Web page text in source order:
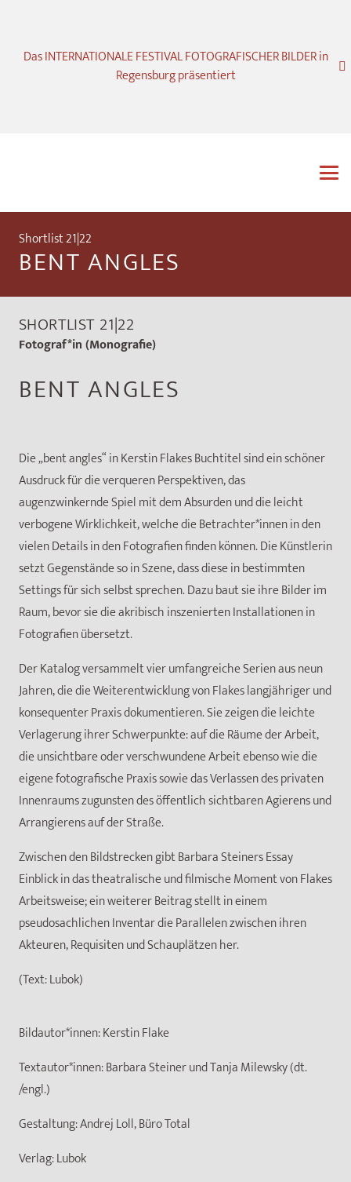
Das INTERNATIONALE FESTIVAL FOTOGRAFISCHER BILDER in
Regensburg präsentiert
Shortlist 21|22
BENT ANGLES
SHORTLIST 21|22
Fotograf*in (Monografie)
BENT ANGLES
Die „bent angles“ in Kerstin Flakes Buchtitel sind ein schöner
Ausdruck für die verqueren Perspektiven, das
augenzwinkernde Spiel mit dem Absurden und die leicht
verbogene Wirklichkeit, welche die Betrachter*innen in den
vielen Details in den Fotografien finden können. Die Künstlerin
setzt Gegenstände so in Szene, dass diese in bestimmten
Settings für sich selbst sprechen. Dazu baut sie ihre Bilder im
Raum, bevor sie die akribisch inszenierten Installationen in
Fotografien übersetzt.
Der Katalog versammelt vier umfangreiche Serien aus neun
Jahren, die die Weiterentwicklung von Flakes langjähriger und
konsequenter Praxis dokumentieren. Sie zeigen die leichte
Verlagerung ihrer Schwerpunkte: auf die Räume der Arbeit,
die unsichtbare oder verschwundene Arbeit ebenso wie die
eigene fotografische Praxis sowie das Verlassen des privaten
Innenraums zugunsten des öffentlich sichtbaren Agierens und
Arrangierens auf der Straße.
Zwischen den Bildstrecken gibt Barbara Steiners Essay
Einblick in das theatralische und filmische Moment von Flakes
Arbeitsweise; ein weiterer Beitrag stellt in einem
pseudosachlichen Inventar die Parallelen zwischen ihren
Akteuren, Requisiten und Schauplätzen her.
(Text: Lubok)
Bildautor*innen:Kerstin Flake
Textautor*innen:Barbara Steiner und Tanja Milewsky (dt.
/engl.)
Gestaltung:Andrej Loll, Büro Total
Verlag:Lubok